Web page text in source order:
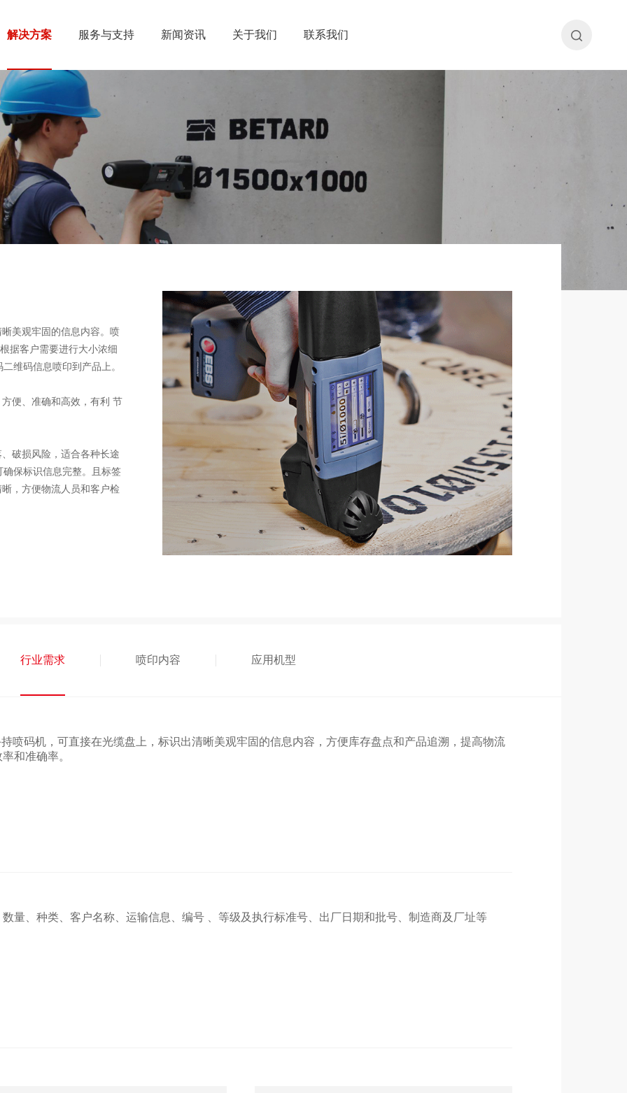
解决方案
解决方案
服务与支持
服务与支持
新闻资讯 关于我们 联系我们
美观牢固的信息内容。喷
据客户需要进行大小浓细
维码信息喷印到产品上。
便、准确和高效，有利 节
破损风险，适合各种长途
保标识信息完整。且标签
，方便物流人员和客户检
行业需求 喷印内容 应用机型
持喷码机，可直接在光缆盘上，标识出清晰美观牢固的信息内容，方便库存盘点和产品追溯，提高物流
和准确率。
数量、种类、客户名称、运输信息、编号 、等级及执行标准号、出厂日期和批号、制造商及厂址等